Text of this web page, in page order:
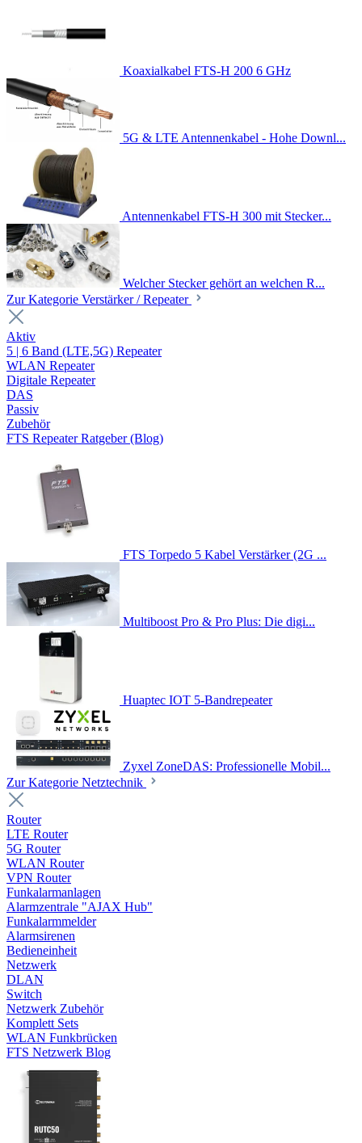
Koaxialkabel FTS-H 200 6 GHz
5G & LTE Antennenkabel - Hohe Downl...
Antennenkabel FTS-H 300 mit Stecker...
Welcher Stecker gehört an welchen R...
Zur Kategorie Verstärker / Repeater
Aktiv
5 | 6 Band (LTE,5G) Repeater
WLAN Repeater
Digitale Repeater
DAS
Passiv
Zubehör
FTS Repeater Ratgeber (Blog)
FTS Torpedo 5 Kabel Verstärker (2G ...
Multiboost Pro & Pro Plus: Die digi...
Huaptec IOT 5-Bandrepeater
Zyxel ZoneDAS: Professionelle Mobil...
Zur Kategorie Netztechnik
Router
LTE Router
5G Router
WLAN Router
VPN Router
Funkalarmanlagen
Alarmzentrale "AJAX Hub"
Funkalarmmelder
Alarmsirenen
Bedieneinheit
Netzwerk
DLAN
Switch
Netzwerk Zubehör
Komplett Sets
WLAN Funkbrücken
FTS Netzwerk Blog